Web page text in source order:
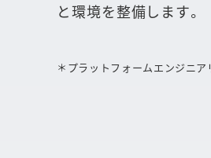
と環境を整備します。
＊プラットフォームエンジニ